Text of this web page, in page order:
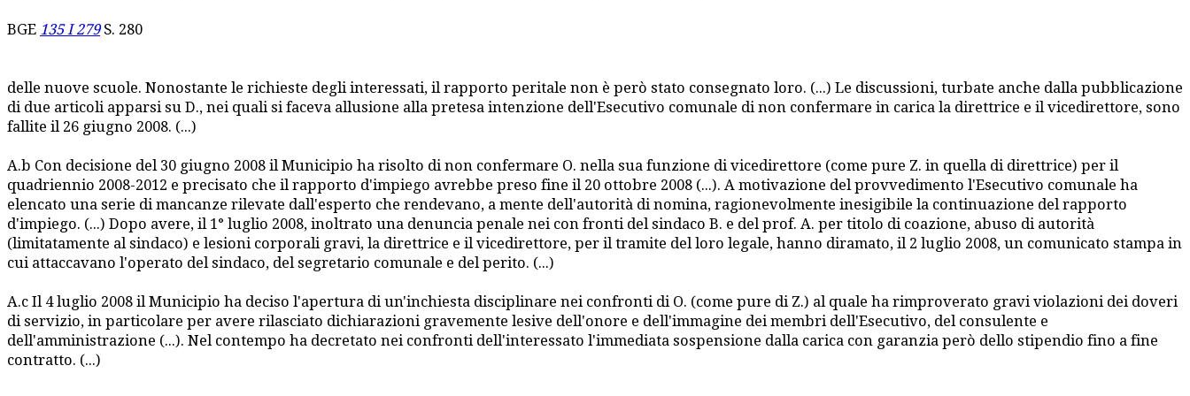
BGE 135 I 279S. 280
delle nuove scuole. Nonostante le richieste degli interessati, il rapporto peritale non è però stato consegnato loro. (...) Le discussioni, turbate anche dalla pubblicazione
di due articoli apparsi su D., nei quali si faceva allusione alla pretesa intenzione dell'Esecutivo comunale di non confermare in carica la direttrice e il vicedirettore, sono
fallite il 26 giugno 2008. (...)
A.b Con decisione del 30 giugno 2008 il Municipio ha risolto di non confermare O. nella sua funzione di vicedirettore (come pure Z. in quella di direttrice) per il
quadriennio 2008-2012 e precisato che il rapporto d'impiego avrebbe preso fine il 20 ottobre 2008 (...). A motivazione del provvedimento l'Esecutivo comunale ha
elencato una serie di mancanze rilevate dall'esperto che rendevano, a mente dell'autorità di nomina, ragionevolmente inesigibile la continuazione del rapporto
d'impiego. (...) Dopo avere, il 1° luglio 2008, inoltrato una denuncia penale nei con fronti del sindaco B. e del prof. A. per titolo di coazione, abuso di autorità
(limitatamente al sindaco) e lesioni corporali gravi, la direttrice e il vicedirettore, per il tramite del loro legale, hanno diramato, il 2 luglio 2008, un comunicato stampa in
cui attaccavano l'operato del sindaco, del segretario comunale e del perito. (...)
A.c Il 4 luglio 2008 il Municipio ha deciso l'apertura di un'inchiesta disciplinare nei confronti di O. (come pure di Z.) al quale ha rimproverato gravi violazioni dei doveri
di servizio, in particolare per avere rilasciato dichiarazioni gravemente lesive dell'onore e dell'immagine dei membri dell'Esecutivo, del consulente e
dell'amministrazione (...). Nel contempo ha decretato nei confronti dell'interessato l'immediata sospensione dalla carica con garanzia però dello stipendio fino a fine
contratto. (...)